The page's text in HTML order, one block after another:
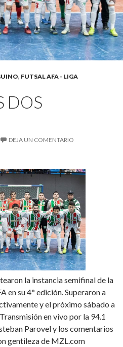
, FUTSAL AFA - LIGA
DOS
DEJA UN COMENTARIO
la instancia semifinal de la
en su 4° edición. Superaron a
y el próximo sábado a
en vivo por la 94.1
Parovel y los comentarios
gentileza de MZL.com